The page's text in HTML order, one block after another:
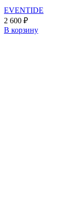
EVENTIDE
2 600 ₽
В корзину